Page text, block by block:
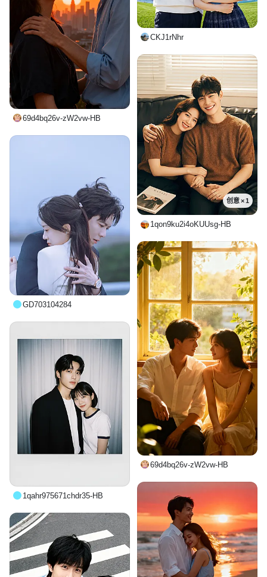
CKJ1rNhr
69d4bq26v-zW2vw-HB
创意 × 1
1qon9ku2i4oKUUsg-HB
GD703104284
69d4bq26v-zW2vw-HB
1qahr975671chdr35-HB